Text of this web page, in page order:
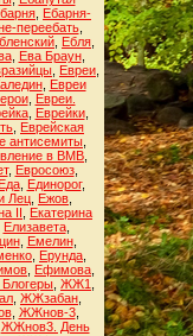
Ебарня-
переебать,
Ебля
, Ева Браун,
Евреи
, Евреи
, Евреи.
, Еврейки,
Еврейская
антисемиты
в ВМВ
, Евросоюз,
Еда, Единорог,
Лец Ежов
II
Екатерина
Елизавета,
, Емелин,
Ерунда
Ефимова
ЖЖ1
ЖЖзабан
, ЖЖнов-3,
ЖЖнов3. День